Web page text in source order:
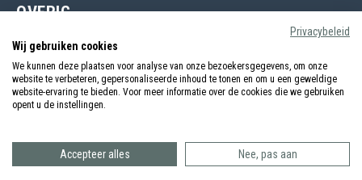
OVERIG
Over Hogty
Ruilen & Retouneren
Levertijden & Verzendingen
Garantie & Klachten
Privacybeleid
Wij gebruiken cookies
We kunnen deze plaatsen voor analyse van onze bezoekersgegevens, om onze
website te verbeteren, gepersonaliseerde inhoud te tonen en om u een geweldige
website-ervaring te bieden. Voor meer informatie over de cookies die we gebruiken
opent u de instellingen.
Accepteer alles Nee, pas aan